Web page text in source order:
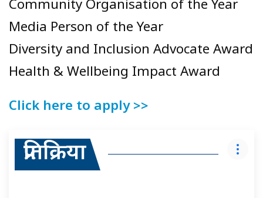
Community Organisation of the Year
Media Person of the Year
Diversity and Inclusion Advocate Award
Health & Wellbeing Impact Award
Click here to apply >>
प्रतिक्रिया